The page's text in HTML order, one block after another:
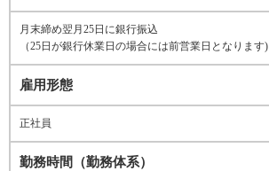
月末締め翌月25日に銀行振込
（25日が銀行休業日の場合には前営業日となります)
雇用形態
正社員
勤務時間（勤務体系）